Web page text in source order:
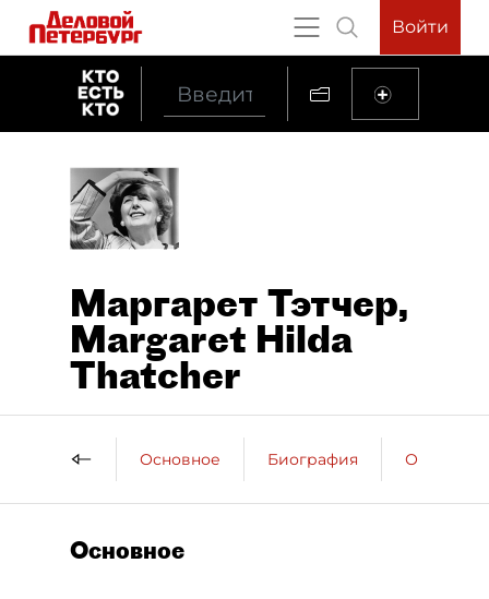
Войти
Маргарет Тэтчер,
Margaret Hilda
Thatcher
Основное Биография
Основное